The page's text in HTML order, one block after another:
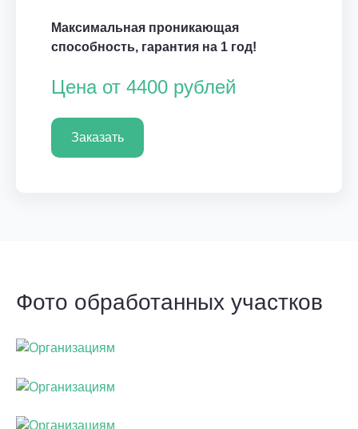
Максимальная проникающая
способность, гарантия на 1 год!
Цена от 4400 рублей
Заказать
Фото обработанных участков